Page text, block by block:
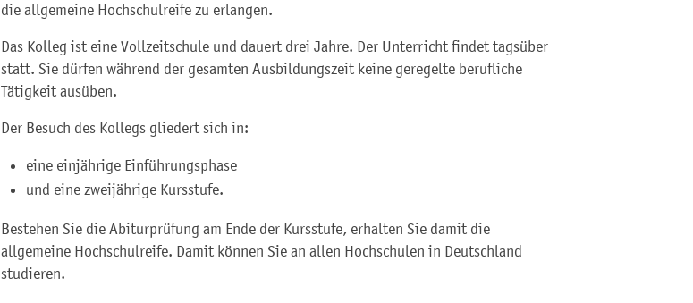
die allgemeine Hochschulreife zu erlangen.
Das Kolleg ist eine Vollzeitschule und dauert drei Jahre. Der Unterricht findet tagsüber
statt. Sie dürfen während der gesamten Ausbildungszeit keine geregelte berufliche
Tätigkeit ausüben.
Der Besuch des Kollegs gliedert sich in:
eine einjährige Einführungsphase
und eine zweijährige Kursstufe.
Bestehen Sie die Abiturprüfung am Ende der Kursstufe, erhalten Sie damit die
allgemeine Hochschulreife. Damit können Sie an allen Hochschulen in Deutschland
studieren.